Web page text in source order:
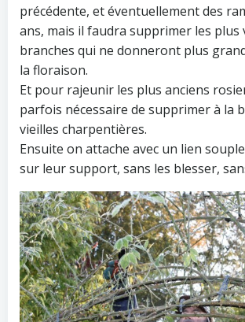
précédente, et éventuellement des
ans, mais il faudra supprimer les plus
branches qui ne donneront plus
la floraison.
Et pour rajeunir les plus anciens
parfois nécessaire de supprimer à la
vieilles charpentières.
Ensuite on attache avec un lien
sur leur support, sans les blesser,